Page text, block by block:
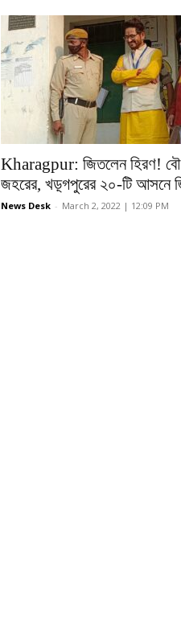
Kharagpur: জিতলেন হিরণ!
জহরের, খড়্গপুরের ২০-টি আসনে
News Desk - March 2, 2022 | 12:09 PM